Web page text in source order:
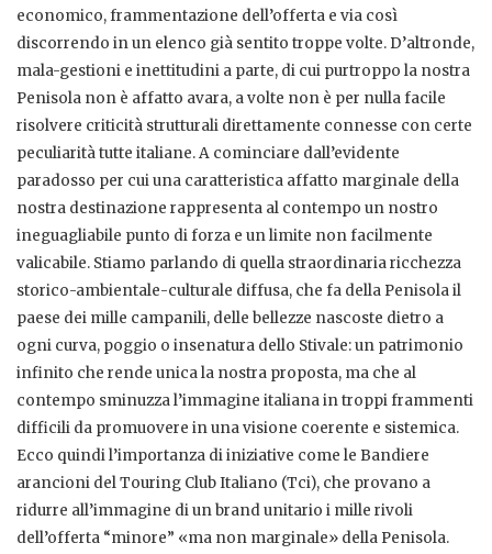
economico, frammentazione dell’offerta e via così
discorrendo in un elenco già sentito troppe volte. D’altronde,
mala-gestioni e inettitudini a parte, di cui purtroppo la nostra
Penisola non è affatto avara, a volte non è per nulla facile
risolvere criticità strutturali direttamente connesse con certe
peculiarità tutte italiane. A cominciare dall’evidente
paradosso per cui una caratteristica affatto marginale della
nostra destinazione rappresenta al contempo un nostro
ineguagliabile punto di forza e un limite non facilmente
valicabile. Stiamo parlando di quella straordinaria ricchezza
storico-ambientale-culturale diffusa, che fa della Penisola il
paese dei mille campanili, delle bellezze nascoste dietro a
ogni curva, poggio o insenatura dello Stivale: un patrimonio
infinito che rende unica la nostra proposta, ma che al
contempo sminuzza l’immagine italiana in troppi frammenti
difficili da promuovere in una visione coerente e sistemica.
Ecco quindi l’importanza di iniziative come le Bandiere
arancioni del Touring Club Italiano (Tci), che provano a
ridurre all’immagine di un brand unitario i mille rivoli
dell’offerta “minore” «ma non marginale» della Penisola.